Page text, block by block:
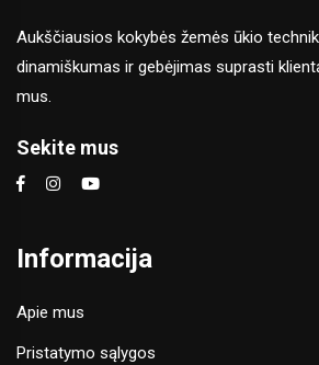
Aukščiausios kokybės žemės ūkio
dinamiškumas ir gebėjimas suprasti
mus.
Sekite mus
Informacija
Apie mus
Pristatymo sąlygos